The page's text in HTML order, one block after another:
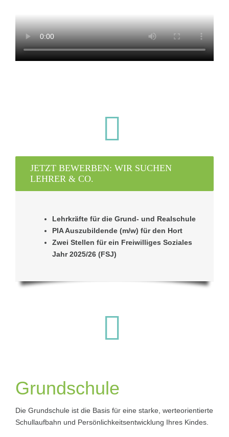
JETZT BEWERBEN: WIR SUCHEN
LEHRER & CO.
Lehrkräfte für die Grund- und Realschule
PIA Auszubildende (m/w) für den Hort
Zwei Stellen für ein Freiwilliges Soziales
Jahr 2025/26 (FSJ)
Grundschule
Die Grundschule ist die Basis für eine starke, werteorientierte
Schullaufbahn und Persönlichkeitsentwicklung Ihres Kindes.